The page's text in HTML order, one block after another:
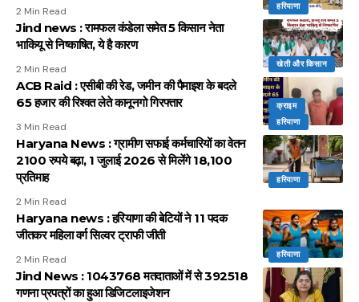
हरियाणा
2 Min Read
खेती और किसान
Jind news : रामफल कंडेला समेत 5 किसान नेता
भाकियू से निष्काषित, ये है कारण
2 Min Read
क्राइम
हरियाणा
ACB Raid : एसीबी की रेड, जमीन की पैमाइश के बदले
65 हजार की रिश्वत लेते कानूनगो गिरफ्तार
3 Min Read
हरियाणा
Haryana News : ग्रामीण सफाई कर्मचारियों का वेतन
2100 रुपये बढ़ा, 1 जुलाई 2026 से मिलेंगे 18,100
प्रतिमाह
2 Min Read
हरियाणा
Haryana news : हरियाणा की बेटियों ने 11 पदक
जीतकर महिला वर्ग सिल्वर ट्राफी जीती
2 Min Read
Jind News : 1043768 मतदाताओं में से 392518
गणना प्रपत्रों का हुआ डिजिटलाइजेशन